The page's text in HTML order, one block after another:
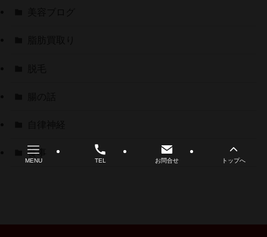
食事
MENU TEL お問合せ トップへ